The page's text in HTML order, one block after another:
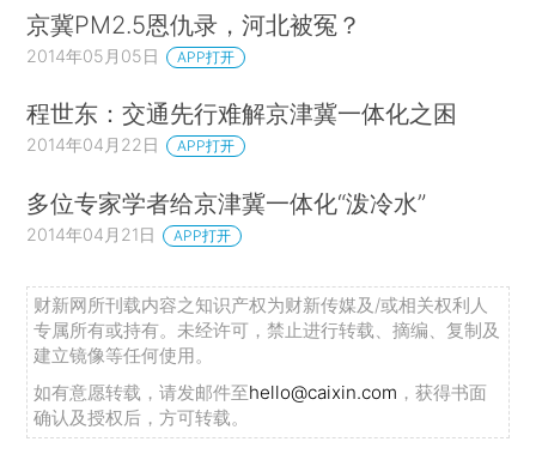
京冀PM2.5恩仇录，河北被冤？
2014年05月05日 APP打开
程世东：交通先行难解京津冀一体化之困
2014年04月22日 APP打开
多位专家学者给京津冀一体化“泼冷水”
2014年04月21日 APP打开
财新网所刊载内容之知识产权为财新传媒及/或相关权利人
专属所有或持有。未经许可，禁止进行转载、摘编、复制及
建立镜像等任何使用。
如有意愿转载，请发邮件至hello@caixin.com ，获得书面
确认及授权后，方可转载。